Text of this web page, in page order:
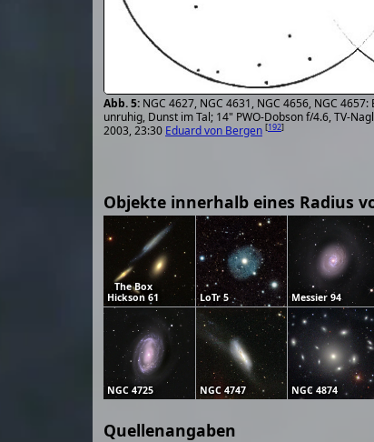
NGC 4627, NGC 4631, NGC 4656, NGC
unruhig, Dunst im Tal; 14" PWO-Dobson f/4.6, TV-
2003, 23:30 Eduard von Bergen [192]
Objekte innerhalb eines Radius
The Box
Hickson 61
LoTr 5 Messier 94
NGC 4725 NGC 4747 NGC 4874
Quellenangaben